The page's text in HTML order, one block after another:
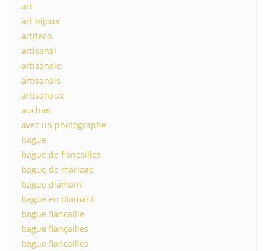
art
art bijoux
artdeco
artisanal
artisanale
artisanals
artisanaux
auchan
avec un photographe
bague
bague de fiancailles
bague de mariage
bague diamant
bague en diamant
bague fiancaille
bague fiançailles
bague fiancailles